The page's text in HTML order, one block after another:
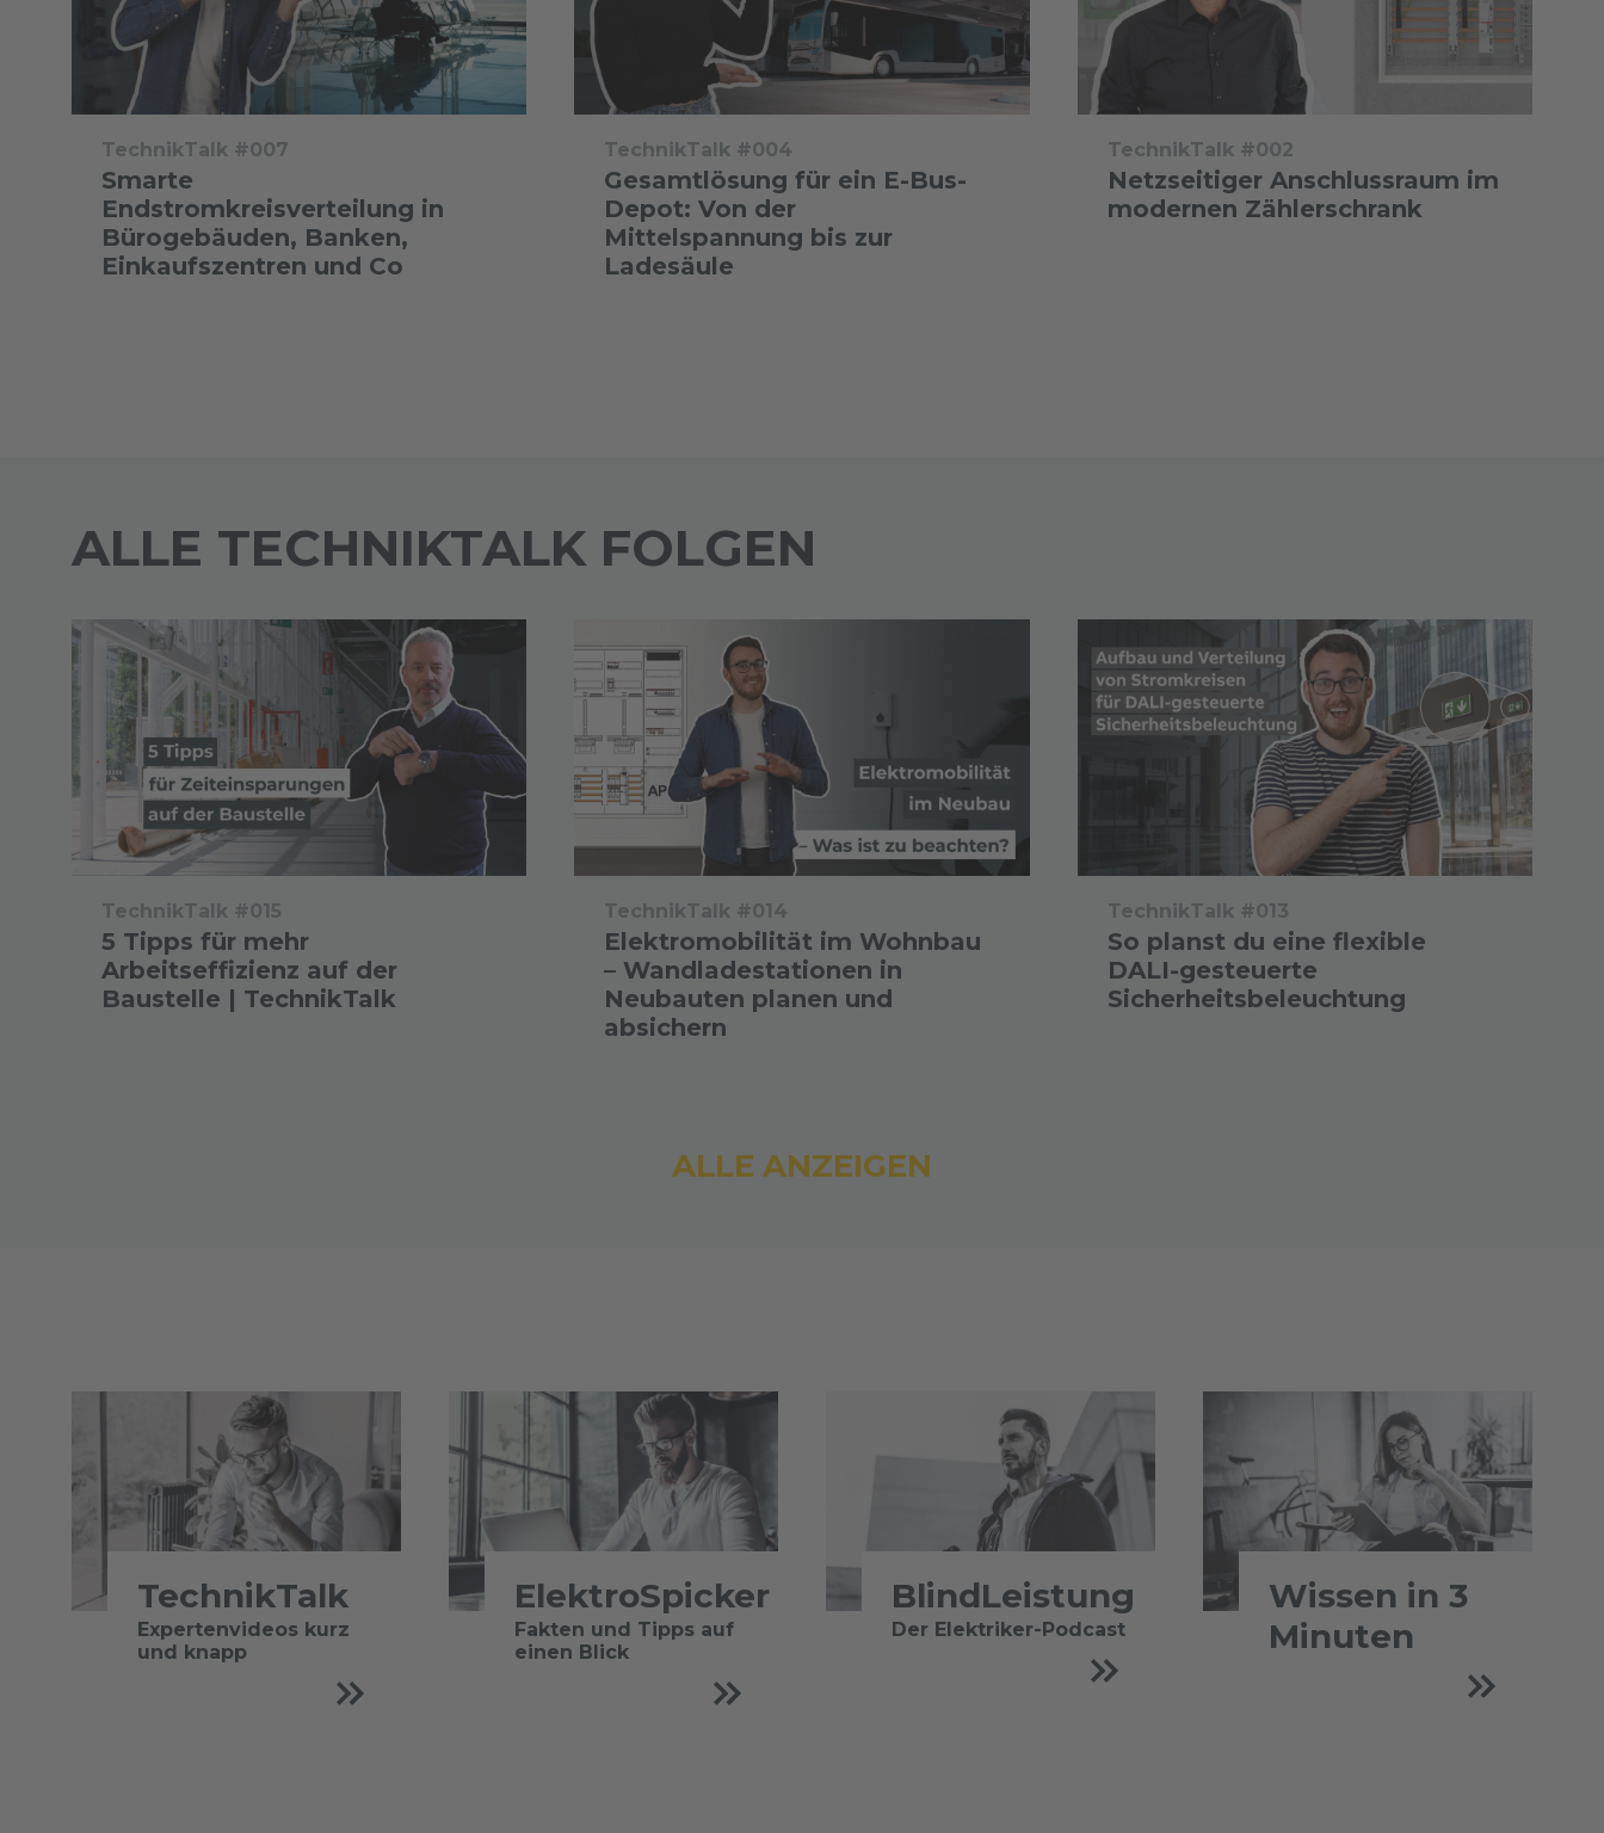
TechnikTalk #007
Smarte
Endstromkreisverteilung in
Bürogebäuden, Banken,
Einkaufszentren und Co
TechnikTalk #004
Gesamtlösung für ein E-Bus-
Depot: Von der
Mittelspannung bis zur
Ladesäule
TechnikTalk #002
Netzseitiger Anschlussraum im
modernen Zählerschrank
ALLE TECHNIKTALK FOLGEN
TechnikTalk #015
5 Tipps für mehr
Arbeitseffizienz auf der
Baustelle | TechnikTalk
TechnikTalk #014
Elektromobilität im Wohnbau
– Wandladestationen in
Neubauten planen und
absichern
TechnikTalk #013
So planst du eine flexible
DALI-gesteuerte
Sicherheitsbeleuchtung
ALLE ANZEIGEN
TechnikTalk
Expertenvideos kurz
und knapp
ElektroSpicker
Fakten und Tipps auf
einen Blick
BlindLeistung
Der Elektriker-Podcast
Wissen in 3
Minuten